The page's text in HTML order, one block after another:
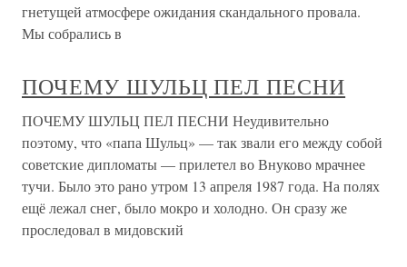
гнетущей атмосфере ожидания скандального провала.
Мы собрались в
ПОЧЕМУ ШУЛЬЦ ПЕЛ ПЕСНИ
ПОЧЕМУ ШУЛЬЦ ПЕЛ ПЕСНИ Неудивительно
поэтому, что «папа Шульц» — так звали его между собой
советские дипломаты — прилетел во Внуково мрачнее
тучи. Было это рано утром 13 апреля 1987 года. На полях
ещё лежал снег, было мокро и холодно. Он сразу же
проследовал в мидовский